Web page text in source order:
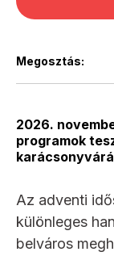
Megosztás:
2026.
programok
Az adventi
különleges
belváros